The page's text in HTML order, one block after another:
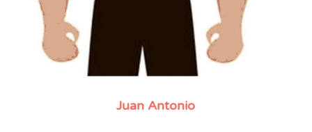
Juan Antonio